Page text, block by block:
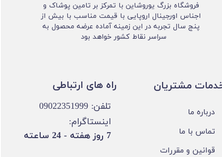
فروشگاه بزرگ یوروشاین با تمرکز بر تامین پوشاک و
اجناس اورجینال اروپایی با قیمت مناسب با بیش از
پنج سال تجربه در این زمینه آماده عرضه محصول به
سراسر نقاط کشور خواهد بود
مشتریان
درباره ما
تماس با ما
قوانین و مقررات
تلفن: 09022351999
اینستاگرام:
​7 روز هفته - 24 ساعته ​​​​​​​
​​راه های ارتباطی